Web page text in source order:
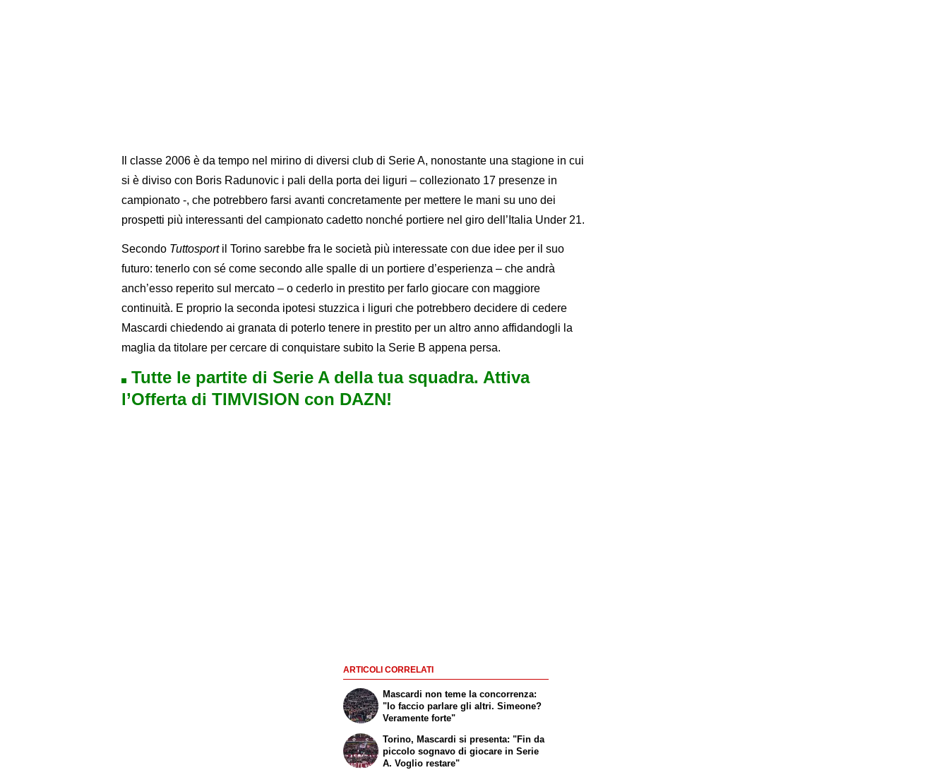
Il classe 2006 è da tempo nel mirino di diversi club di Serie A, nonostante una stagione in cui
si è diviso con Boris Radunovic i pali della porta dei liguri – collezionato 17 presenze in
campionato -, che potrebbero farsi avanti concretamente per mettere le mani su uno dei
prospetti più interessanti del campionato cadetto nonché portiere nel giro dell’Italia Under 21.
Secondo Tuttosportil Torino sarebbe fra le società più interessate con due idee per il suo
futuro: tenerlo con sé come secondo alle spalle di un portiere d’esperienza – che andrà
anch’esso reperito sul mercato – o cederlo in prestito per farlo giocare con maggiore
continuità. E proprio la seconda ipotesi stuzzica i liguri che potrebbero decidere di cedere
Mascardi chiedendo ai granata di poterlo tenere in prestito per un altro anno affidandogli la
maglia da titolare per cercare di conquistare subito la Serie B appena persa.
Tutte le partite di Serie A della tua squadra. Attiva
l’Offerta di TIMVISION con DAZN!
ARTICOLI CORRELATI
Mascardi non teme la concorrenza:
"Io faccio parlare gli altri. Simeone?
Veramente forte"
Torino, Mascardi si presenta: "Fin da
piccolo sognavo di giocare in Serie
A. Voglio restare"